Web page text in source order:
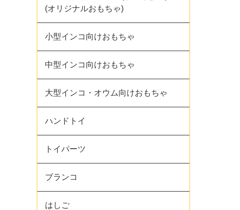
(オリジナルおもちゃ)
小型インコ向けおもちゃ
中型インコ向けおもちゃ
大型インコ・オウム向けおもちゃ
ハンドトイ
トイパーツ
ブランコ
はしご